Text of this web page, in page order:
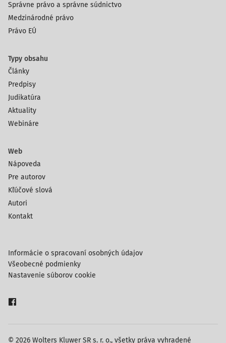
Správne právo a správne súdnictvo
Medzinárodné právo
Právo EÚ
Typy obsahu
Články
Predpisy
Judikatúra
Aktuality
Webináre
Web
Nápoveda
Pre autorov
Kľúčové slová
Autori
Kontakt
© 2026 Wolters Kluwer SR s. r. o., všetky práva vyhradené
Informácie o spracovaní osobných údajov
Všeobecné podmienky
Nastavenie súborov cookie